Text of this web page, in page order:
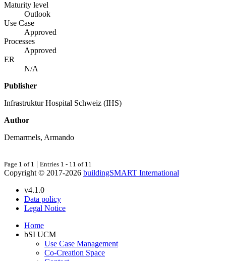
Maturity level
Outlook
Use Case
Approved
Processes
Approved
ER
N/A
Publisher
Infrastruktur Hospital Schweiz (IHS)
Author
Demarmels, Armando
Page 1 of 1 | Entries 1 - 11 of 11
Copyright © 2017-2026 buildingSMART International
v4.1.0
Data policy
Legal Notice
Home
bSI UCM
Use Case Management
Co-Creation Space